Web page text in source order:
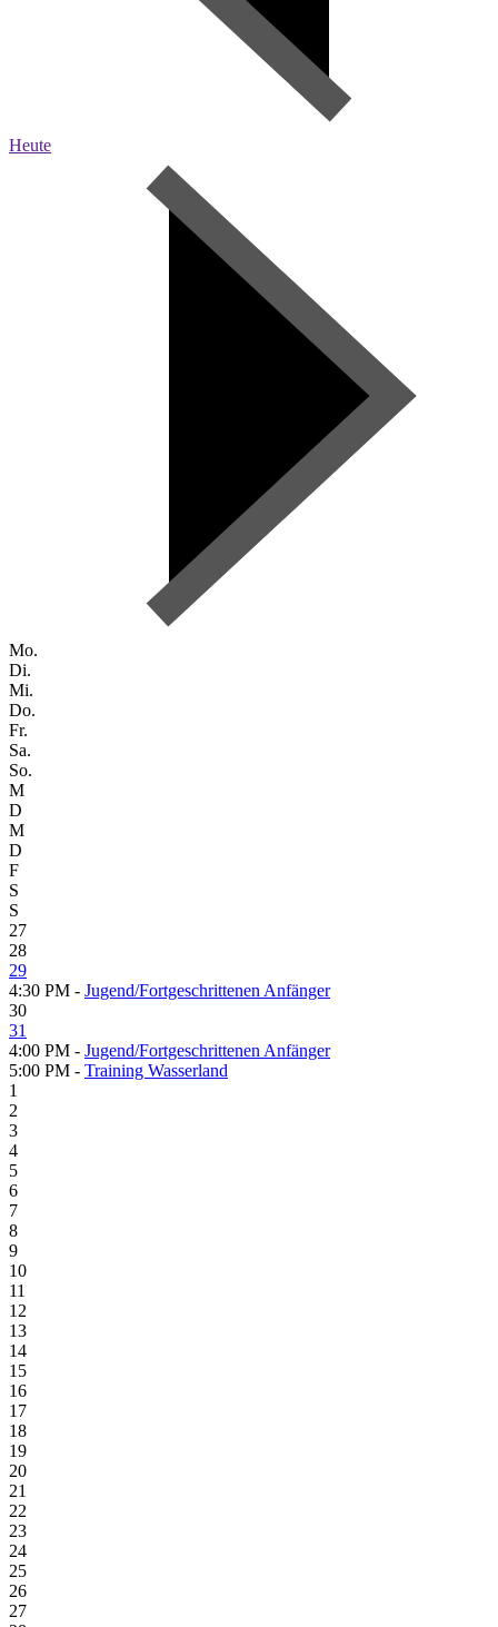
Heute
Mo.
Di.
Mi.
Do.
Fr.
Sa.
So.
M
D
M
D
F
S
S
27
28
29
4:30 PM - Jugend/Fortgeschrittenen Anfänger
30
31
4:00 PM - Jugend/Fortgeschrittenen Anfänger
5:00 PM - Training Wasserland
1
2
3
4
5
6
7
8
9
10
11
12
13
14
15
16
17
18
19
20
21
22
23
24
25
26
27